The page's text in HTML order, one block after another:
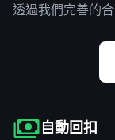
透過我們完善的
自動回扣